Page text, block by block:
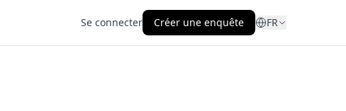
Se connecter Créer une enquête FR